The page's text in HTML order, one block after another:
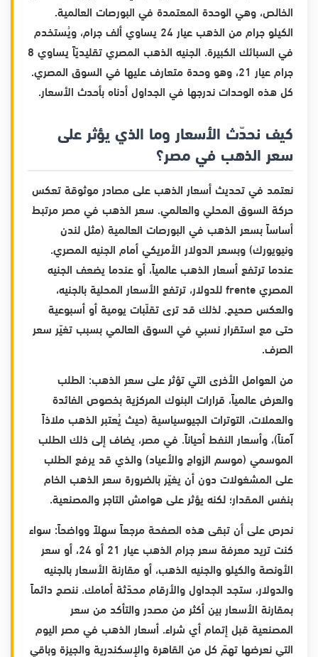
الخالص، وهي الوحدة المعتمدة في البورصات العالمية.
الكيلو جرام من الذهب عيار 24 يساوي ألف جرام، ويُستخدم
في السبائك الكبيرة. الجنيه الذهب المصري تقليديّاً يساوي 8
جرام عيار 21، وهو وحدة متعارف عليها في السوق المصري.
كل هذه الوحدات ندرجها في الجداول أدناه بأحدث الأسعار.
كيف نحدّث الأسعار وما الذي يؤثر على
سعر الذهب في مصر؟
نعتمد في تحديث أسعار الذهب على مصادر موثوقة تعكس
حركة السوق المحلي والعالمي. سعر الذهب في مصر مرتبط
أساساً بسعر الذهب في البورصات العالمية (مثل لندن
ونيويورك) وبسعر الدولار الأمريكي أمام الجنيه المصري.
عندما ترتفع أسعار الذهب عالمياً، أو عندما يضعف الجنيه
المصري frente للدولار، ترتفع الأسعار المحلية بالجنيه،
والعكس صحيح. لذلك قد ترى تقلّبات يومية أو أسبوعية
حتى مع استقرار نسبي في السوق العالمي بسبب تغيّر سعر
الصرف.
من العوامل الأخرى التي تؤثر على سعر الذهب: الطلب
والعرض عالمياً، قرارات البنوك المركزية بخصوص الفائدة
والعملات، التوترات الجيوسياسية (حيث يُعتبر الذهب ملاذاً
آمناً)، وأسعار النفط أحياناً. في مصر، يضاف إلى ذلك الطلب
الموسمي (موسم الزواج والأعياد) والذي قد يرفع الطلب
على المشغولات دون أن يغيّر بالضرورة سعر الذهب الخام
بنفس المقدار؛ لكنه يؤثر على هوامش التاجر والمصنعية.
نحرص على أن تبقى هذه الصفحة مرجعاً سهلاً وواضحاً: سواء
كنت تريد معرفة سعر جرام الذهب عيار 21 أو 24، أو سعر
الأونصة والكيلو والجنيه الذهب، أو مقارنة الأسعار بالجنيه
والدولار، ستجد الجداول والأرقام محدّثة أمامك. ننصح دائماً
بمقارنة الأسعار بين أكثر من مصدر والتأكد من سعر
المصنعية قبل إتمام أي شراء. أسعار الذهب في مصر اليوم
التي نعرضها تهمّ كل من القاهرة والإسكندرية والجيزة وباقي